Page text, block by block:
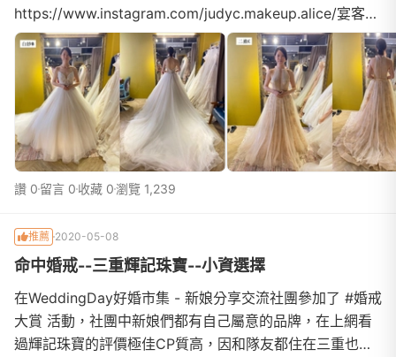
https://www.instagram.com/judyc.makeup.alice/宴客婚
紗#貳月婚紗 貳月婚紗 Moon's Wedding婚禮攝影 #舜哥
婚攝阿舜 Shun Photography婚禮動態 #加樂 加樂影像
+Raku Studio
讚 0 留言 0 收藏 0瀏覽 1,239
推薦 2020-05-08
命中婚戒--三重輝記珠寶--小資選擇
在WeddingDay好婚市集 - 新娘分享交流社團參加了 #婚戒
大賞 活動，社團中新娘們都有自己屬意的品牌，在上網看
過輝記珠寶的評價極佳CP質高，因和隊友都住在三重也不